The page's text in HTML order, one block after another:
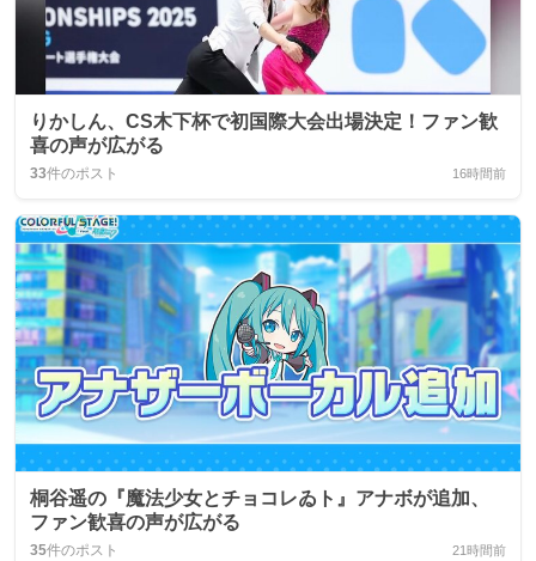
りかしん、CS木下杯で初国際大会出場決定！ファン歓
喜の声が広がる
33件のポスト 16時間前
桐谷遥の『魔法少女とチョコレゐト』アナボが追加、
ファン歓喜の声が広がる
35件のポスト 21時間前